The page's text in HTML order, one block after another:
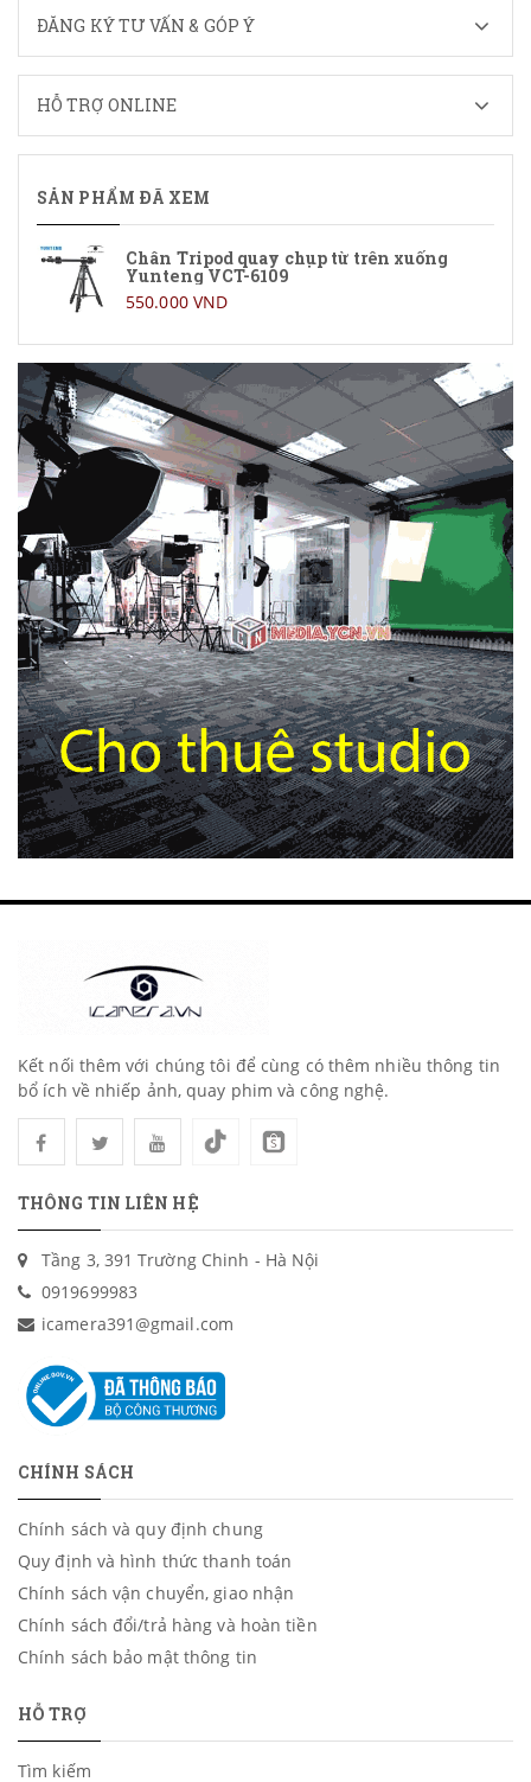
ĐĂNG KÝ TƯ VẤN & GÓP Ý
HỖ TRỢ ONLINE
SẢN PHẨM ĐÃ XEM
Chân Tripod quay chụp từ trên xuống
Yunteng VCT-6109
550.000 VND
Kết nối thêm với chúng tôi để cùng có thêm nhiều thông tin
bổ ích về nhiếp ảnh, quay phim và công nghệ.
THÔNG TIN LIÊN HỆ
Tầng 3, 391 Trường Chinh - Hà Nội
0919699983
icamera391@gmail.com
CHÍNH SÁCH
Chính sách và quy định chung
Quy định và hình thức thanh toán
Chính sách vận chuyển, giao nhận
Chính sách đổi/trả hàng và hoàn tiền
Chính sách bảo mật thông tin
HỖ TRỢ
Tìm kiếm